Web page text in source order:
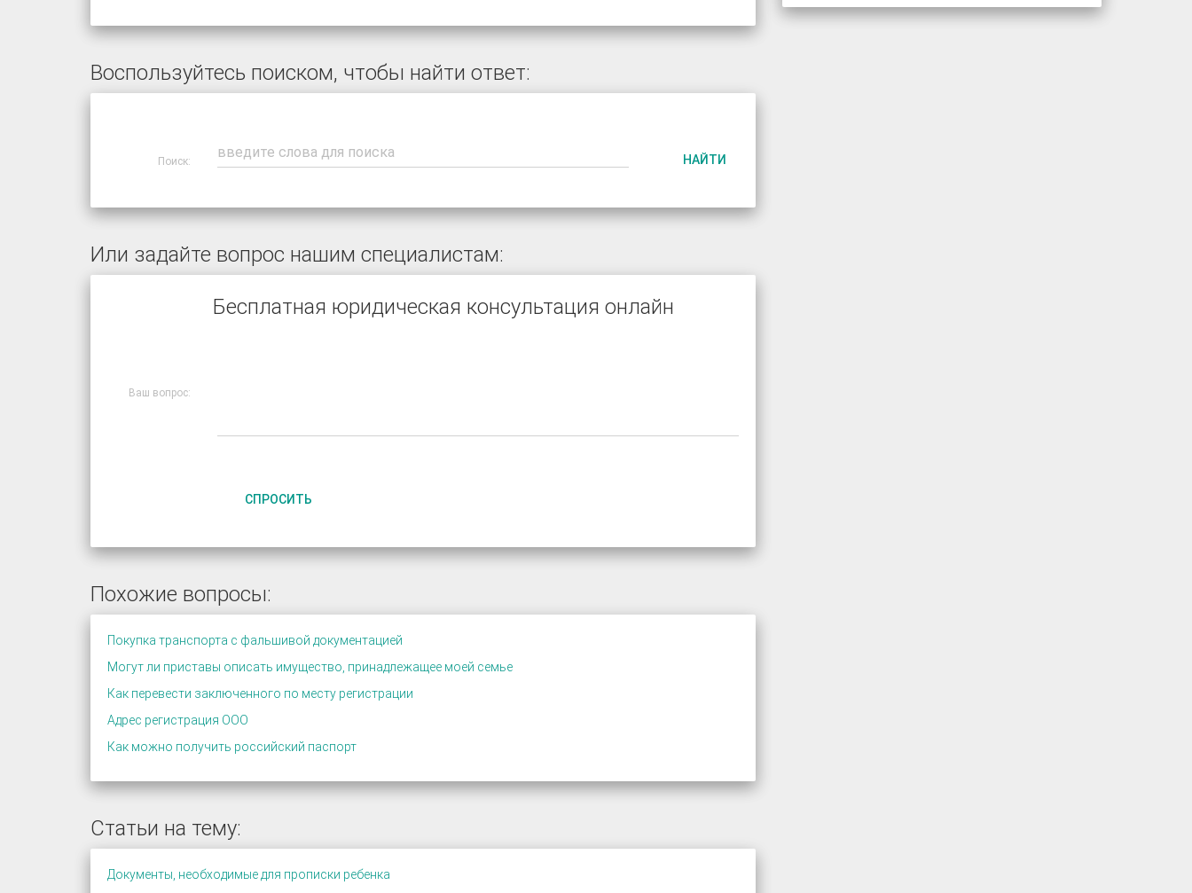
Воспользуйтесь поиском, чтобы найти ответ:
Поиск: НАЙТИ
Или задайте вопрос нашим специалистам:
Бесплатная юридическая консультация онлайн
Ваш вопрос:
СПРОСИТЬ
Похожие вопросы:
Покупка транспорта с фальшивой документацией
Могут ли приставы описать имущество, принадлежащее моей семье
Как перевести заключенного по месту регистрации
Адрес регистрация ООО
Как можно получить российский паспорт
Статьи на тему:
Документы, необходимые для прописки ребенка